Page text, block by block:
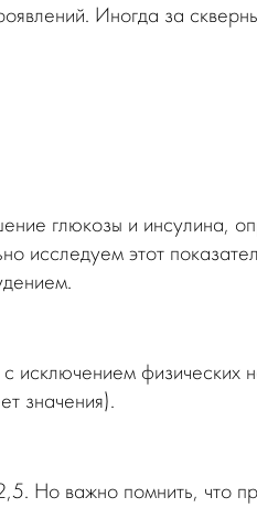
Иногда за
глюкозы и инсулина,
исследуем этот
исключением физических
значения).
Но важно помнить, что